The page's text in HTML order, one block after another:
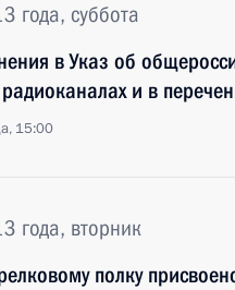
года, суббота
в Указ об
и в
15:00
года, вторник
полку